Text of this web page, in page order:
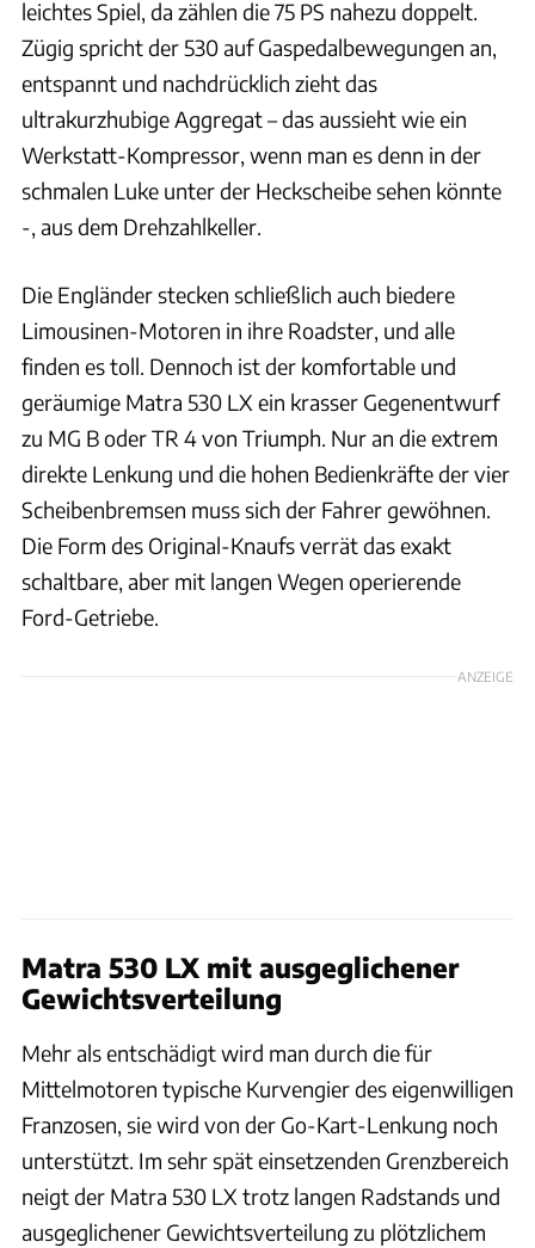
leichtes Spiel, da zählen die 75 PS nahezu doppelt.
Zügig spricht der 530 auf Gaspedalbewegungen an,
entspannt und nachdrücklich zieht das
ultrakurzhubige Aggregat – das aussieht wie ein
Werkstatt-Kompressor, wenn man es denn in der
schmalen Luke unter der Heckscheibe sehen könnte
-, aus dem Drehzahlkeller.
Die Engländer stecken schließlich auch biedere
Limousinen-Motoren in ihre Roadster, und alle
finden es toll. Dennoch ist der komfortable und
geräumige Matra 530 LX ein krasser Gegenentwurf
zu MG B oder TR 4 von Triumph. Nur an die extrem
direkte Lenkung und die hohen Bedienkräfte der vier
Scheibenbremsen muss sich der Fahrer gewöhnen.
Die Form des Original-Knaufs verrät das exakt
schaltbare, aber mit langen Wegen operierende
Ford-Getriebe.
ANZEIGE
Matra 530 LX mit ausgeglichener
Gewichtsverteilung
Mehr als entschädigt wird man durch die für
Mittelmotoren typische Kurvengier des eigenwilligen
Franzosen, sie wird von der Go-Kart-Lenkung noch
unterstützt. Im sehr spät einsetzenden Grenzbereich
neigt der Matra 530 LX trotz langen Radstands und
ausgeglichener Gewichtsverteilung zu plötzlichem